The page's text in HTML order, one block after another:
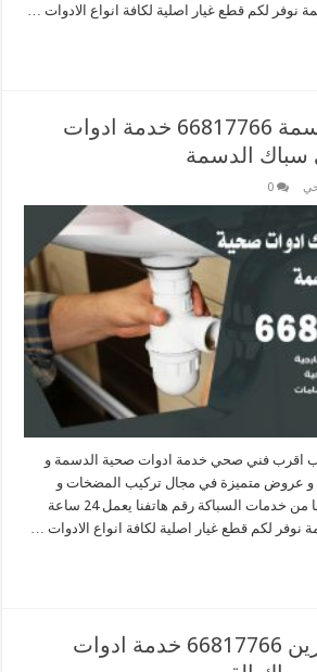
نوفر لكم قطع غيار اصلية لكافة انواع الادوات …
ادوات صحية الدسمة 66817766 خدمة ادوات
الدسمة
0
اقرب فني صحي خدمة ادوات صحية الدسمة و
و عروض متميزة في مجال تركيب المضخات و
السخانات و الفلاتر و غيرها من خدمات السباكة رقم هاتفنا يعمل 24 ساعة
لكم قطع غيار اصلية لكافة انواع الادوات …
ادوات صحية القرين 66817766 خدمة ادوات